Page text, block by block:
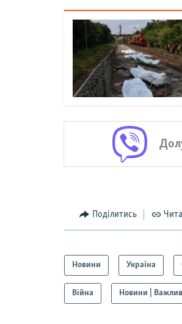
Поділитись
Новини Україна
Війна Новини |